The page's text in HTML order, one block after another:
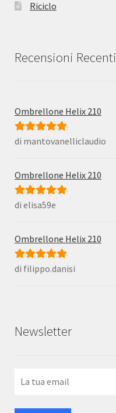
Riciclo
Recensioni Recenti
Ombrellone Helix 210
Valutato5su
di mantovanelliclaudio
Ombrellone Helix 210
Valutato5su
di elisa59e
Ombrellone Helix 210
Valutato5 su
di filippo.danisi
Newsletter